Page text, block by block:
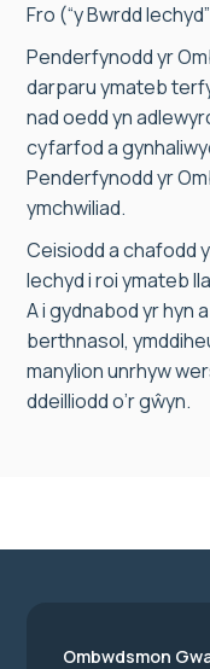
Fro (“y Bwrdd
Penderfynodd yr
darparu ymateb
nad oedd yn
cyfarfod a
Penderfynodd yr
ymchwiliad.
Ceisiodd a chafodd
Iechyd i roi ymateb
A i gydnabod yr hyn
berthnasol,
manylion unrhyw
ddeilliodd o’r gŵyn.
Ombwdsmon